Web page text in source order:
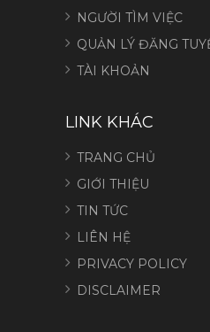
NGƯỜI TÌM VIỆC
QUẢN LÝ ĐĂNG
TÀI KHOẢN
LINK KHÁC
TRANG CHỦ
GIỚI THIỆU
TIN TỨC
LIÊN HỆ
PRIVACY POLICY
DISCLAIMER